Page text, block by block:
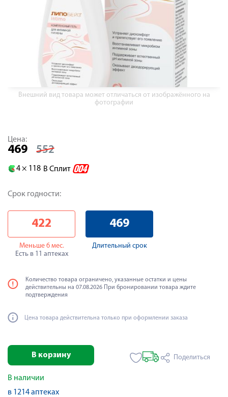
Внешний вид товара может отличаться от изображённого на
фотографии
Цена:
469 552
4 × 118 В Сплит
Срок годности:
422
Меньше 6 мес.
Есть в 11 аптеках
469
Длительный срок
Количество товара ограничено, указанные остатки и цены
действительны на 07.08.2026 При бронировании товара ждите
подтверждения
Цена товара действительна только при оформлении заказа
В корзину Поделиться
В наличии
в 1214 аптеках